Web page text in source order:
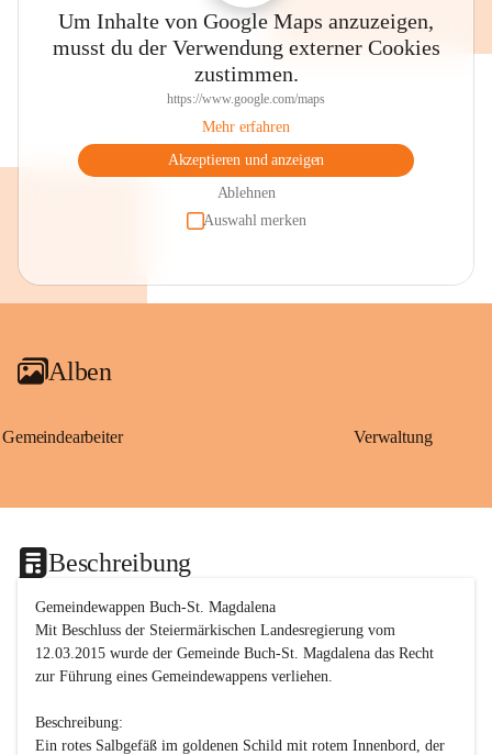
Um Inhalte von Google Maps anzuzeigen,
musst du der Verwendung externer Cookies
zustimmen.
https://www.google.com/maps
Mehr erfahren
Akzeptieren und anzeigen
Ablehnen
Auswahl merken
Alben
Gemeindearbeiter Verwaltung
Beschreibung
Gemeindewappen Buch-St. Magdalena
Mit Beschluss der Steiermärkischen Landesregierung vom
12.03.2015 wurde der Gemeinde Buch-St. Magdalena das Recht
zur Führung eines Gemeindewappens verliehen.
Beschreibung:
Ein rotes Salbgefäß im goldenen Schild mit rotem Innenbord, der